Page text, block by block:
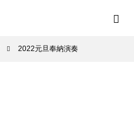
2022元旦奉納演奏